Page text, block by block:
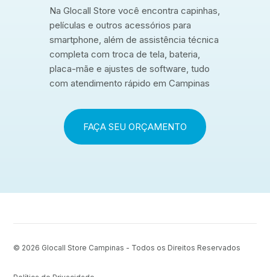
Na Glocall Store você encontra capinhas,
películas e outros acessórios para
smartphone, além de assistência técnica
completa com troca de tela, bateria,
placa-mãe e ajustes de software, tudo
com atendimento rápido em Campinas
FAÇA SEU ORÇAMENTO
© 2026 Glocall Store Campinas - Todos os Direitos Reservados